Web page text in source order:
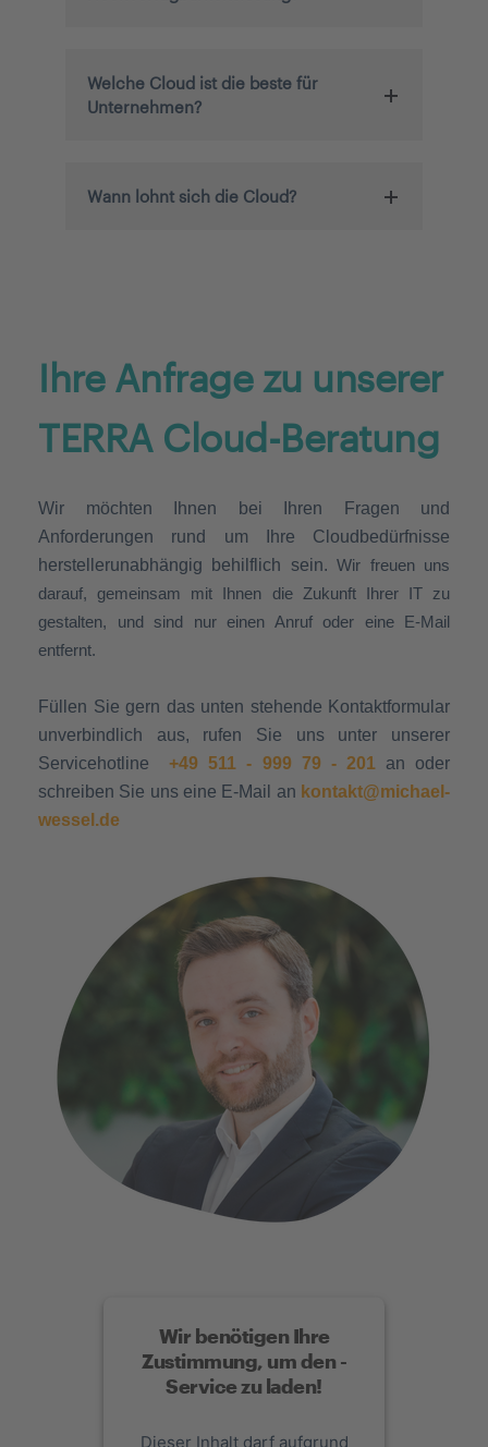
Welche Cloud ist die beste für
Unternehmen?
Wann lohnt sich die Cloud?
Ihre Anfrage zu unserer
TERRA Cloud-Beratung
Wir möchten Ihnen bei Ihren Fragen und
Anforderungen rund um Ihre Cloudbedürfnisse
herstellerunabhängig behilflich sein.Wir freuen uns
darauf, gemeinsam mit Ihnen die Zukunft Ihrer IT zu
gestalten, und sind nur einen Anruf oder eine E-Mail
entfernt.
Füllen Sie gern das unten stehende Kontaktformular
unverbindlich aus, rufen Sie uns unter unserer
Servicehotline+49 511 - 999 79 - 201 an oder
schreiben Sie uns eine E-Mail an kontakt@michael-
wessel.de
Wir benötigen Ihre
Zustimmung, um den -
Service zu laden!
Dieser Inhalt darf aufgrund